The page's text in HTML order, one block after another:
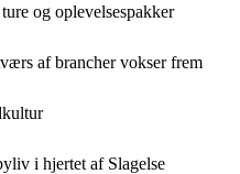
og oplevelsespakker
af brancher vokser frem
i hjertet af Slagelse